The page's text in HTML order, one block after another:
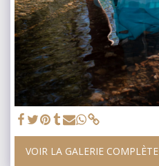
VOIR LA GALERIE COMPLÈTE